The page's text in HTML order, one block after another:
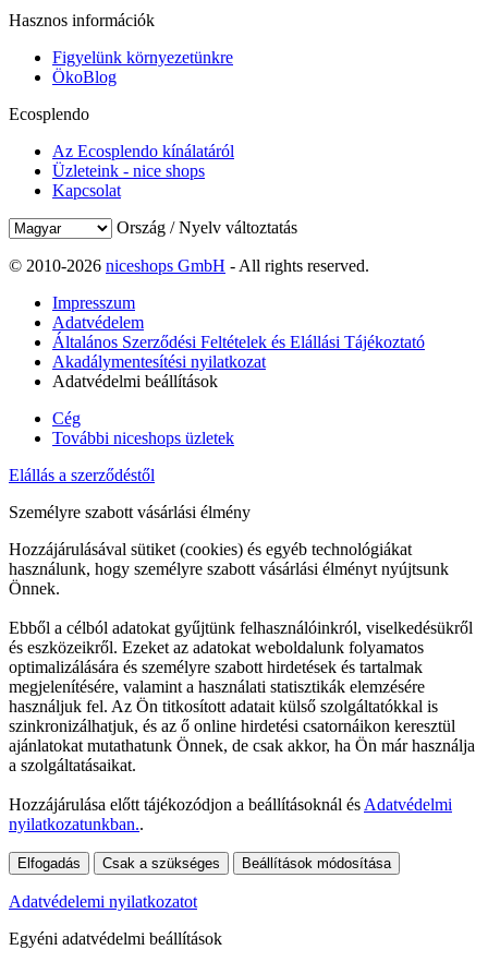
Hasznos információk
Figyelünk környezetünkre
ÖkoBlog
Ecosplendo
Az Ecosplendo kínálatáról
Üzleteink - nice shops
Kapcsolat
Ország / Nyelv változtatás
© 2010-2026 niceshops GmbH - All rights reserved.
Impresszum
Adatvédelem
Általános Szerződési Feltételek és Elállási Tájékoztató
Akadálymentesítési nyilatkozat
Adatvédelmi beállítások
Cég
További niceshops üzletek
Elállás a szerződéstől
Személyre szabott vásárlási élmény
Hozzájárulásával sütiket (cookies) és egyéb technológiákat
használunk, hogy személyre szabott vásárlási élményt nyújtsunk
Önnek.
Ebből a célból adatokat gyűjtünk felhasználóinkról, viselkedésükről
és eszközeikről. Ezeket az adatokat weboldalunk folyamatos
optimalizálására és személyre szabott hirdetések és tartalmak
megjelenítésére, valamint a használati statisztikák elemzésére
használjuk fel. Az Ön titkosított adatait külső szolgáltatókkal is
szinkronizálhatjuk, és az ő online hirdetési csatornáikon keresztül
ajánlatokat mutathatunk Önnek, de csak akkor, ha Ön már használja
a szolgáltatásaikat.
Hozzájárulása előtt tájékozódjon a beállításoknál és Adatvédelmi
nyilatkozatunkban..
Elfogadás Csak a szükséges Beállítások módosítása
Adatvédelemi nyilatkozatot
Egyéni adatvédelmi beállítások